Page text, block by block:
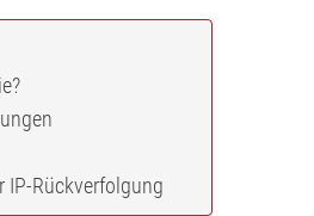
IP-Rückverfolgung